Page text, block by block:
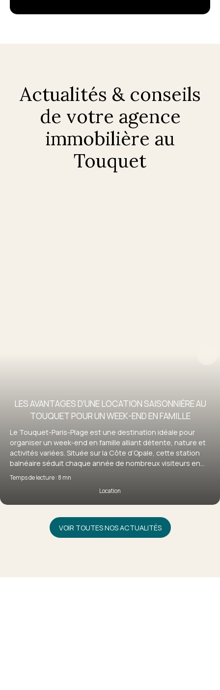
Actualités & conseils
de votre agence
immobilière au
Touquet
LES AVANTAGES D’UNE LOCATION SAISONNIÈRE AU
TOUQUET POUR UN WEEK-END EN FAMILLE
Le Touquet-Paris-Plage est une destination idéale pour
organiser un week-end en famille alliant détente, nature et
activités variées. Située sur la Côte d’Opale, cette station
balnéaire séduit chaque année de nombreux visiteurs en
quête d’évasion. Pour profiter pleinement de votre séjour, la
location saisonnière au Touquet s’impose comme une
solution particulièrement adaptée, offrant confort,
flexibilité et autonomie. Découvrez pourquoi louer un bien
au Touquet est le choix idéal pour un week-end en famille
Temps de lecture : 8 mn
Location
VOIR TOUTES NOS ACTUALITÉS